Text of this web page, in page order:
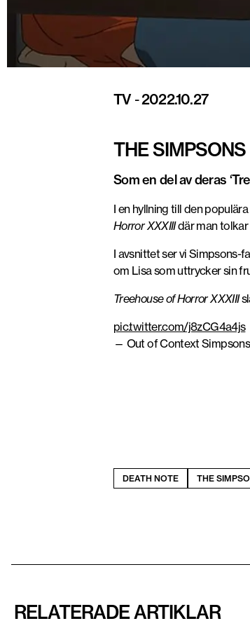
TV-2022.10.27
THE
Som en del av deras
I en hyllning till den
Horror XXXIIIdär man
I avsnittet ser vi Simpsons-
om Lisa som uttrycker sin
Treehouse of Horror XXXIII
pic.twitter.com/j8zCG4a4js
— Out of Context
DEATH NOTE THE
RELATERADE ARTIKLAR